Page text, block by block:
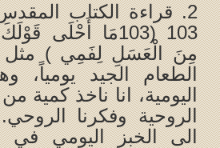
103 (103مَا أَحْلَى
مِنَ الْعَسَلِ لِفَمِي ) مثل
الطعام الجيد يومياً،
اليومية، انا ناخذ كمية
الروحية وفكرنا
الى الخبز اليومي في